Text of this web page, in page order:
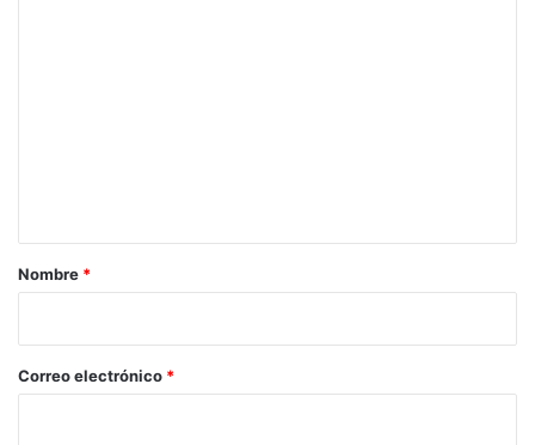
r
*
Nombre *
Correo electrónico *